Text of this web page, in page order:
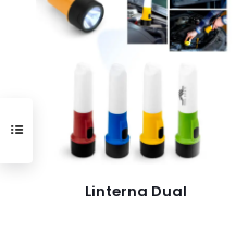
Linterna Dual